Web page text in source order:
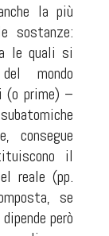
la più
sostanze:
le quali si
mondo
(o prime) –
consegue
il
reale (pp.
se
però